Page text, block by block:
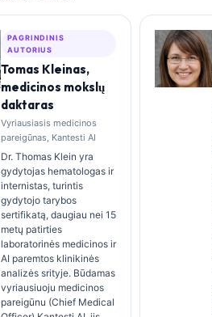
PAGRINDINIS
AUTORIUS
Tomas Kleinas,
medicinos mokslų
daktaras
Vyriausiasis medicinos
pareigūnas, Kantesti AI
Dr. Thomas Klein yra
gydytojas hematologas ir
internistas, turintis
gydytojo tarybos
sertifikatą, daugiau nei 15
metų patirties
laboratorinės medicinos ir
AI paremtos klinikinės
analizės srityje. Būdamas
vyriausiuoju medicinos
pareigūnu (Chief Medical